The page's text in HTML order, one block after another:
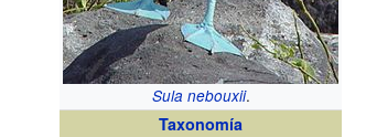
Sula nebouxii.
Taxonomía